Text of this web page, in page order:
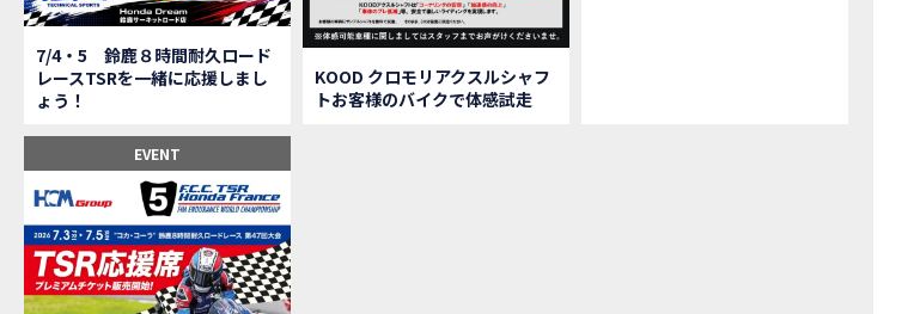
MOVIE モトベはつこさんコラボ動画
MOVIE Honda Dream 四日市のご紹介
MOVIE Honda Dream 鈴鹿のご紹介
MOVIE
Honda Dream 松阪のご紹介
7/4・5 鈴鹿８時間耐久ロード
レースTSRを一緒に応援しまし
ょう！
KOOD クロモリアクスルシャフ
トお客様のバイクで体感試走
EVENT